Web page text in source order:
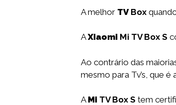
A melhor TVBox
AXiaomi Mi TV Box S
Ao contrário das
mesmo para Tv’s, que
A Mi TV Box S tem